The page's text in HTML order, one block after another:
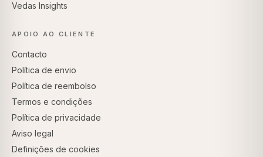
Vedas Insights
APOIO AO CLIENTE
Contacto
Política de envio
Política de reembolso
Termos e condições
Política de privacidade
Aviso legal
Definições de cookies